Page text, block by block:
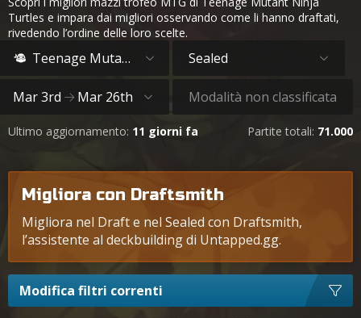
Turtles e impara dai migliori osservando come li hanno draftati,
rivedendo l’ordine delle loro scelte.
Teenage Mutant Ninja Turtles Sealed
Mar 3rd Mar 26th Modalità non classificata
Ultimo aggiornamento: 11 giorni fa Partite totali: 71.000
Migliora con Draftsmith
Migliora nel Draft e nel Sealed con Draftsmith,
l’assistente al deckbuilding di Untapped.gg.
Modifica filtri correnti